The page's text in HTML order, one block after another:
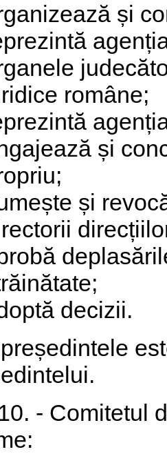
și
române;
și
și
decizii.
- Comitetul